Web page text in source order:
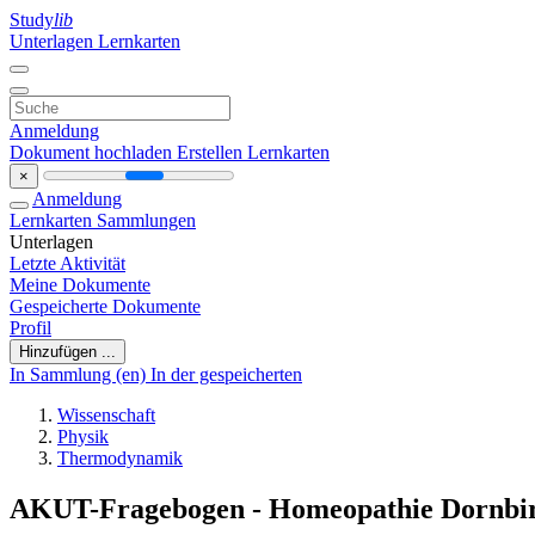
Studylib
Unterlagen Lernkarten
Anmeldung
Dokument hochladen Erstellen Lernkarten
×
Anmeldung
Lernkarten Sammlungen
Unterlagen
Letzte Aktivität
Meine Dokumente
Gespeicherte Dokumente
Profil
Hinzufügen ...
In Sammlung (en) In der gespeicherten
Wissenschaft
Physik
Thermodynamik
AKUT-Fragebogen - Homeopathie